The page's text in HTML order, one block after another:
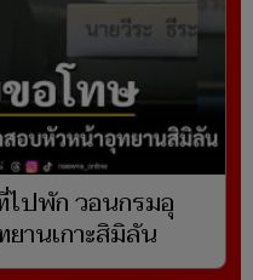
ไปพัก วอนกรมอุ
านเกาะสิมิลัน